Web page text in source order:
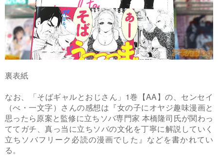
裏表紙
なお、「そばギャルとおじさん」1巻【AA】の、センセイ
（べ・一文字）さんの感想は『女の子にオヤジ趣味漫画と
思ったら原案と監修に立ちソバ専門家 本橋隆司氏が関わっ
ててガチ、真っ当に立ちソバの文化を丁寧に解説していく
立ちソバフリーク必読の漫画でした』などを書かれてい
る。